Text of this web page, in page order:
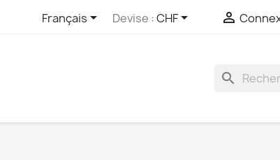
Français Devise :CHF 
search